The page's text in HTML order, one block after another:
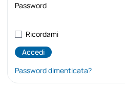
Password
Ricordami
Password dimenticata?